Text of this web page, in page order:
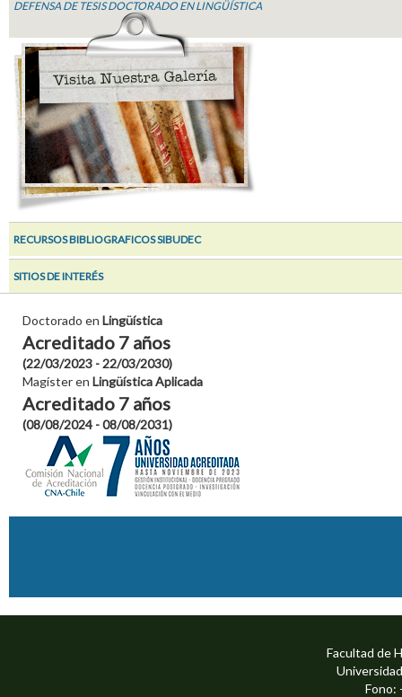
DEFENSA DE TESIS DOCTORADO EN LINGÜÍSTICA
RECURSOS BIBLIOGRAFICOS SIBUDEC
SITIOS DE INTERÉS
Doctorado en Lingüística
Acreditado 7 años
(22/03/2023 - 22/03/2030)
Magíster en Lingüística Aplicada
Acreditado 7 años
(08/08/2024 - 08/08/2031)
Facultad de
Fono: